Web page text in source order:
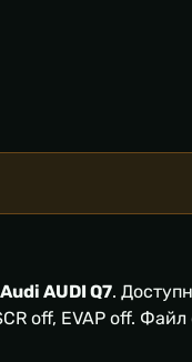
Audi AUDI Q7.
off, EVAP off. Файл